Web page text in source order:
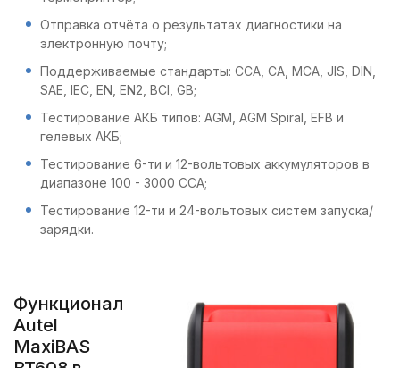
Отправка отчёта о результатах диагностики на
электронную почту;
Поддерживаемые стандарты: CCA, CA, MCA, JIS, DIN,
SAE, IEC, EN, EN2, BCI, GB;
Тестирование АКБ типов: AGM, AGM Spiral, EFB и
гелевых АКБ;
Тестирование 6-ти и 12-вольтовых аккумуляторов в
диапазоне 100 - 3000 CCA;
Тестирование 12-ти и 24-вольтовых систем запуска/
зарядки.
Функционал
Autel
MaxiBAS